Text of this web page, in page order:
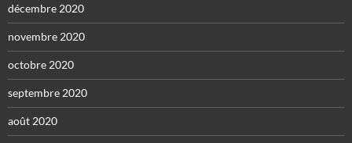
décembre 2020
novembre 2020
octobre 2020
septembre 2020
août 2020